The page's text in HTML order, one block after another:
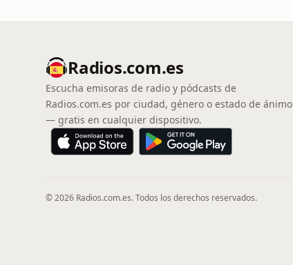
Radios.com.es
Escucha emisoras de radio y pódcasts de
Radios.com.es por ciudad, género o estado de ánimo
— gratis en cualquier dispositivo.
© 2026 Radios.com.es. Todos los derechos reservados.